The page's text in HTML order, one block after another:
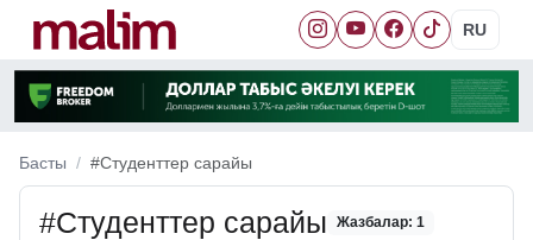
RU
Басты #Студенттер сарайы
#Студенттер сарайы Жазбалар: 1